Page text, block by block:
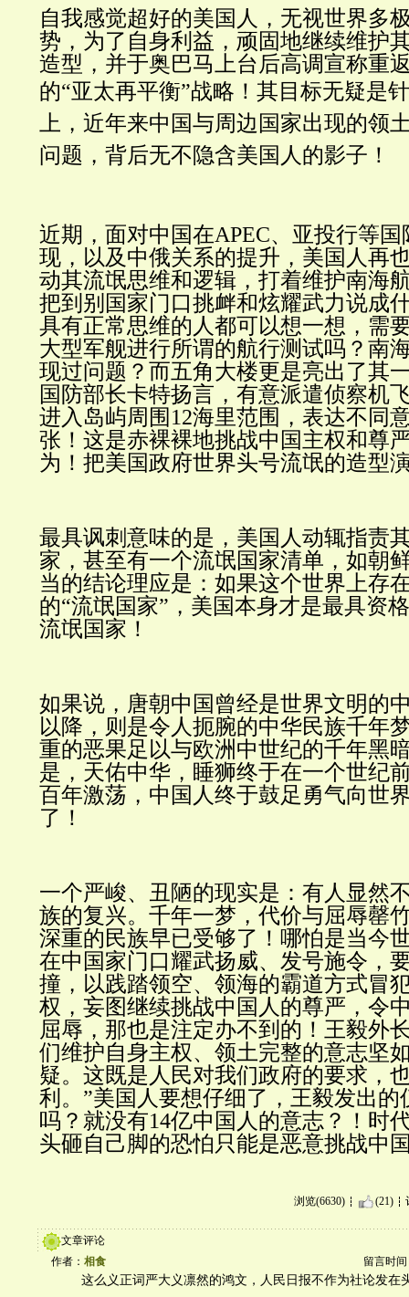
自我感觉超好的美国人，无视世界多
势，为了自身利益，顽固地继续维护
造型，并于奥巴马上台后高调宣称重
的“亚太再平衡”战略！其目标无疑是针
上，近年来中国与周边国家出现的领
问题，背后无不隐含美国人的影子！
近期，面对中国在APEC、亚投行等
现，以及中俄关系的提升，美国人再
动其流氓思维和逻辑，打着维护南海
把到别国家门口挑衅和炫耀武力说成
具有正常思维的人都可以想一想，需
大型军舰进行所谓的航行测试吗？南
现过问题？而五角大楼更是亮出了其
国防部长卡特扬言，有意派遣侦察机
进入岛屿周围12海里范围，表达不同
张！这是赤裸裸地挑战中国主权和尊
为！把美国政府世界头号流氓的造型
最具讽刺意味的是，美国人动辄指责
家，甚至有一个流氓国家清单，如朝
当的结论理应是：如果这个世界上存
的“流氓国家”，美国本身才是最具资
流氓国家！
如果说，唐朝中国曾经是世界文明的
以降，则是令人扼腕的中华民族千年
重的恶果足以与欧洲中世纪的千年黑
是，天佑中华，睡狮终于在一个世纪
百年激荡，中国人终于鼓足勇气向世
了！
一个严峻、丑陋的现实是：有人显然
族的复兴。千年一梦，代价与屈辱罄
深重的民族早已受够了！哪怕是当今
在中国家门口耀武扬威、发号施令，
撞，以践踏领空、领海的霸道方式冒
权，妄图继续挑战中国人的尊严，令
屈辱，那也是注定办不到的！王毅外
们维护自身主权、领土完整的意志坚
疑。这既是人民对我们政府的要求，
利。”美国人要想仔细了，王毅发出的
吗？就没有14亿中国人的意志？！时
头砸自己脚的恐怕只能是恶意挑战中
浏览(6630) (21)
文章评论
作者： 相食 留言时间
这么义正词严大义凛然的鸿文，人民日报不作为社论发在